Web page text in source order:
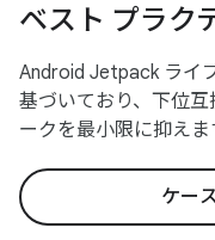
ベスト プラク
Android Jetpack ライ
基づいており、下位
ークを最小限に抑えま
ケー